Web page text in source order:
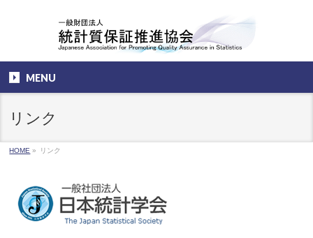
MENU
リンク
HOME » リンク